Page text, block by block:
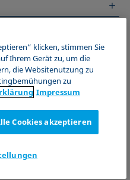
klicken, stimmen Sie
Ihrem Gerät zu, um die
die Websitenutzung zu
zu
Impressum
Cookies akzeptieren